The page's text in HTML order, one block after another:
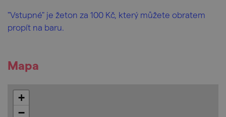
"Vstupné" je žeton za 100 Kč, který můžete obratem
propít na baru.
Mapa
+
−